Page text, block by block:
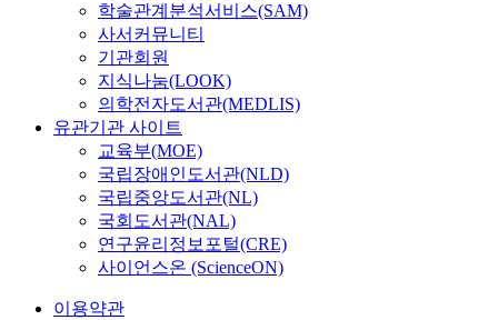
학술관계분석서비스(SAM)
사서커뮤니티
기관회원
지식나눔(LOOK)
의학전자도서관(MEDLIS)
유관기관 사이트
교육부(MOE)
국립장애인도서관(NLD)
국립중앙도서관(NL)
국회도서관(NAL)
연구윤리정보포털(CRE)
사이언스온 (ScienceON)
이용약관